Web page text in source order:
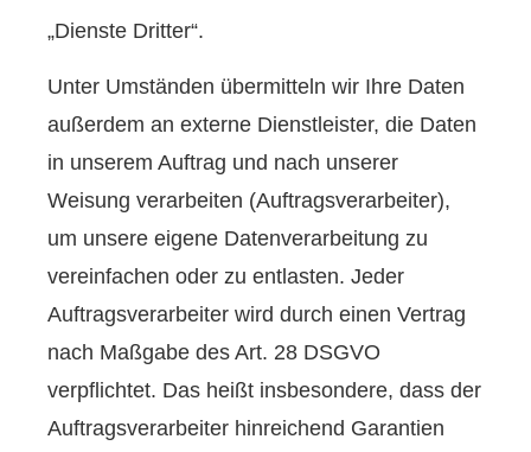
„Dienste Dritter“.
Unter Umständen übermitteln wir Ihre Daten
außerdem an externe Dienstleister, die Daten
in unserem Auftrag und nach unserer
Weisung verarbeiten (Auftragsverarbeiter),
um unsere eigene Datenverarbeitung zu
vereinfachen oder zu entlasten. Jeder
Auftragsverarbeiter wird durch einen Vertrag
nach Maßgabe des Art. 28 DSGVO
verpflichtet. Das heißt insbesondere, dass der
Auftragsverarbeiter hinreichend Garantien